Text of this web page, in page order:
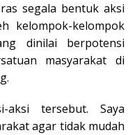
segala bentuk aksi
kelompok-kelompok
dinilai berpotensi
masyarakat di
aksi tersebut. Saya
agar tidak mudah